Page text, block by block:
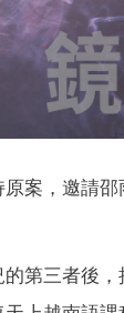
案，邀請邵
第三者後，